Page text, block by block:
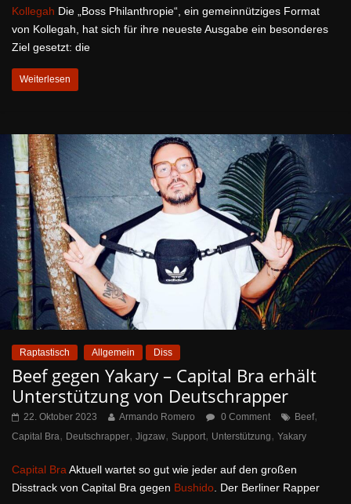
Kollegah Die „Boss Philanthropie“, ein gemeinnütziges Format
von Kollegah, hat sich für ihre neueste Ausgabe ein besonderes
Ziel gesetzt: die
Weiterlesen
Raptastisch Allgemein Diss
Beef gegen Yakary – Capital Bra erhält
Unterstützung von Deutschrapper
22. Oktober 2023 Armando Romero 0 Comment Beef,
Capital Bra, Deutschrapper, Jigzaw, Support, Unterstützung, Yakary
Capital Bra Aktuell wartet so gut wie jeder auf den großen
Disstrack von Capital Bra gegen Bushido . Der Berliner Rapper